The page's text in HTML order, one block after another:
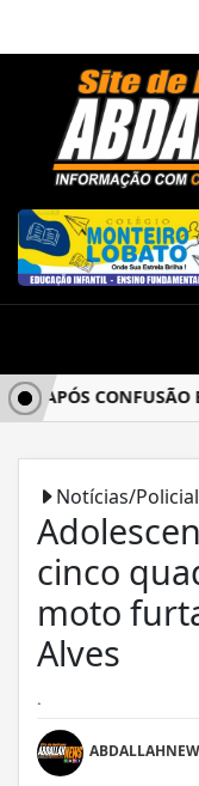
CONFUSÃO EM
Notícias/Policial
cinco
moto
Alves
.